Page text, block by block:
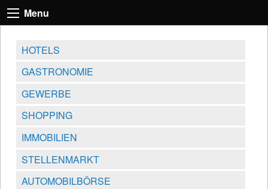
Menu
HOTELS
GASTRONOMIE
GEWERBE
SHOPPING
IMMOBILIEN
STELLENMARKT
AUTOMOBILBÖRSE